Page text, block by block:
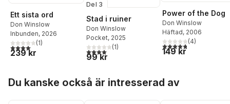
Ett sista ord
Don Winslow
Inbunden, 2026
4,0utav 5 stjärnor. Totalt antal röster:
(1)
239 kr
Del 3
Stad i ruiner
Don Winslow
Pocket, 2025
4,0utav 5 stjärnor. Totalt antal röster:
(1)
99 kr
Power of the Dog
Don Winslow
Häftad, 2006
4,8utav 5 stjärnor.
(4)
149 kr
Du kanske också är intresserad av